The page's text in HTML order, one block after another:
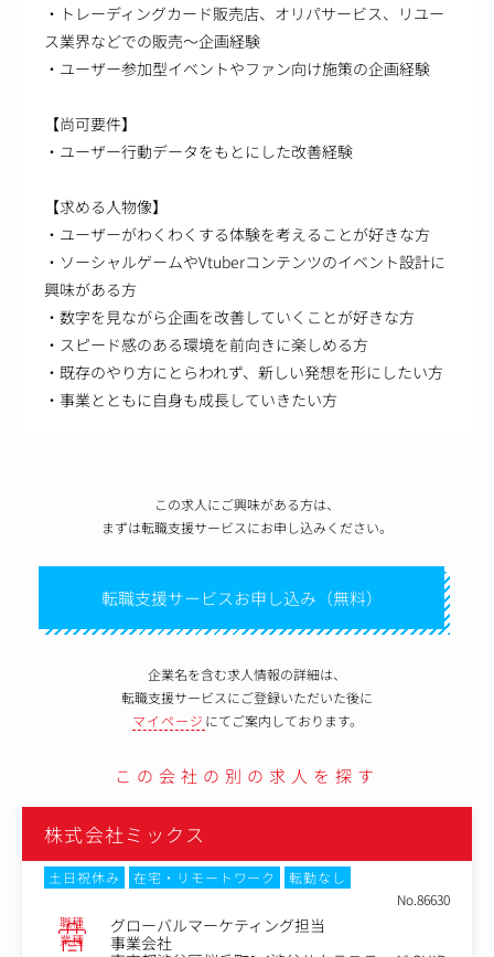
・トレーディングカード販売店、オリパサービス、リユー
ス業界などでの販売～企画経験
・ユーザー参加型イベントやファン向け施策の企画経験
【尚可要件】
・ユーザー行動データをもとにした改善経験
【求める人物像】
・ユーザーがわくわくする体験を考えることが好きな方
・ソーシャルゲームやVtuberコンテンツのイベント設計に
興味がある方
・数字を見ながら企画を改善していくことが好きな方
・スピード感のある環境を前向きに楽しめる方
・既存のやり方にとらわれず、新しい発想を形にしたい方
・事業とともに自身も成長していきたい方
この求人にご興味がある方は、
まずは転職支援サービスにお申し込みください。
転職支援サービスお申し込み（無料）
企業名を含む求人情報の詳細は、
転職支援サービスにご登録いただいた後に
マイページ にてご案内しております。
この会社の別の求人を探す
株式会社ミックス
土日祝休み 在宅・リモートワーク
転勤なし
No.86630
職種 グローバルマーケティング担当
業種
事業会社